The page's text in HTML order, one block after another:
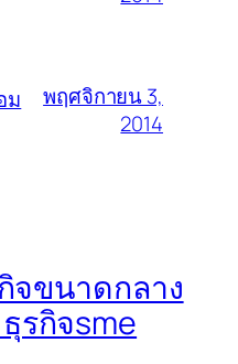
ม
พฤศจิกายน 3,
2014
จขนาดกลาง
รกิจsme